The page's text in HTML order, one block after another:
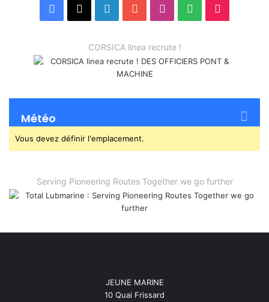
Facebook
X LinkedinYouTubeInstagram
Spotify
CORSICA linea recrute !
Météo
Vous devez définir l'emplacement.
Serving Pioneering Routes Together we go further
JEUNE MARINE
10 Quai Frissard